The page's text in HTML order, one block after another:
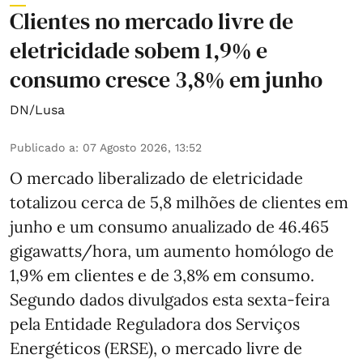
Clientes no mercado livre de
eletricidade sobem 1,9% e
consumo cresce 3,8% em junho
DN/Lusa
Publicado a: 07 Agosto 2026, 13:52
O mercado liberalizado de eletricidade
totalizou cerca de 5,8 milhões de clientes em
junho e um consumo anualizado de 46.465
gigawatts/hora, um aumento homólogo de
1,9% em clientes e de 3,8% em consumo.
Segundo dados divulgados esta sexta-feira
pela Entidade Reguladora dos Serviços
Energéticos (ERSE), o mercado livre de